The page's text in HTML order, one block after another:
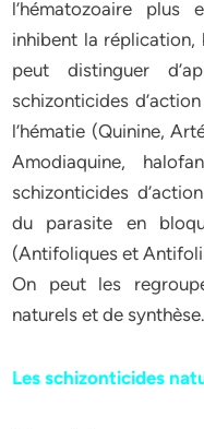
l’hématozoaire plus
inhibent la réplication,
peut distinguer
schizonticides
l’hématie (Quinine,
Amodiaquine,
schizonticides
du parasite en
(Antifoliques et
On peut les
naturels et de synthèse.
Les schizonticides